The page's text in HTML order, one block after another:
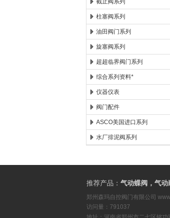
截止阀系列
柱塞阀系列
油田阀门系列
旋塞阀系列
超超临界阀门系列
综合系列资料*
仪器仪表
阀门配件
ASCO美国进口系列
水厂排泥阀系列
推荐产品： 气动蝶阀，气
郑州森玛自控阀门有限公司
访问量：791037